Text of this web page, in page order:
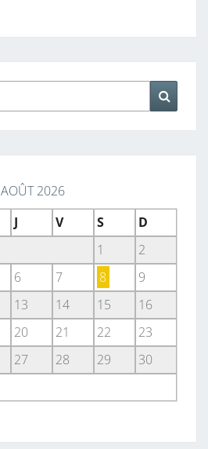
AOÛT 2026
J V S
D
1
2
6 7 8
9
13 14 15
16
20 21 22
23
27 28 29
30